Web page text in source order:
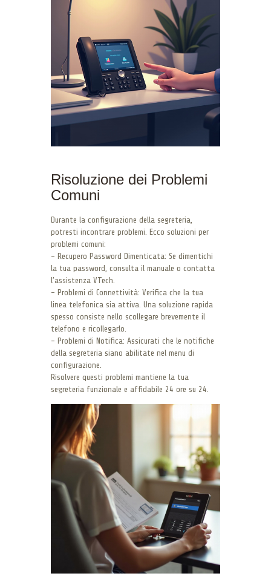
Risoluzione dei Problemi
Comuni
Durante la configurazione della segreteria,
potresti incontrare problemi. Ecco soluzioni per
problemi comuni:
– Recupero Password Dimenticata: Se dimentichi
la tua password, consulta il manuale o contatta
l’assistenza VTech.
– Problemi di Connettività: Verifica che la tua
linea telefonica sia attiva. Una soluzione rapida
spesso consiste nello scollegare brevemente il
telefono e ricollegarlo.
– Problemi di Notifica: Assicurati che le notifiche
della segreteria siano abilitate nel menu di
configurazione.
Risolvere questi problemi mantiene la tua
segreteria funzionale e affidabile 24 ore su 24.